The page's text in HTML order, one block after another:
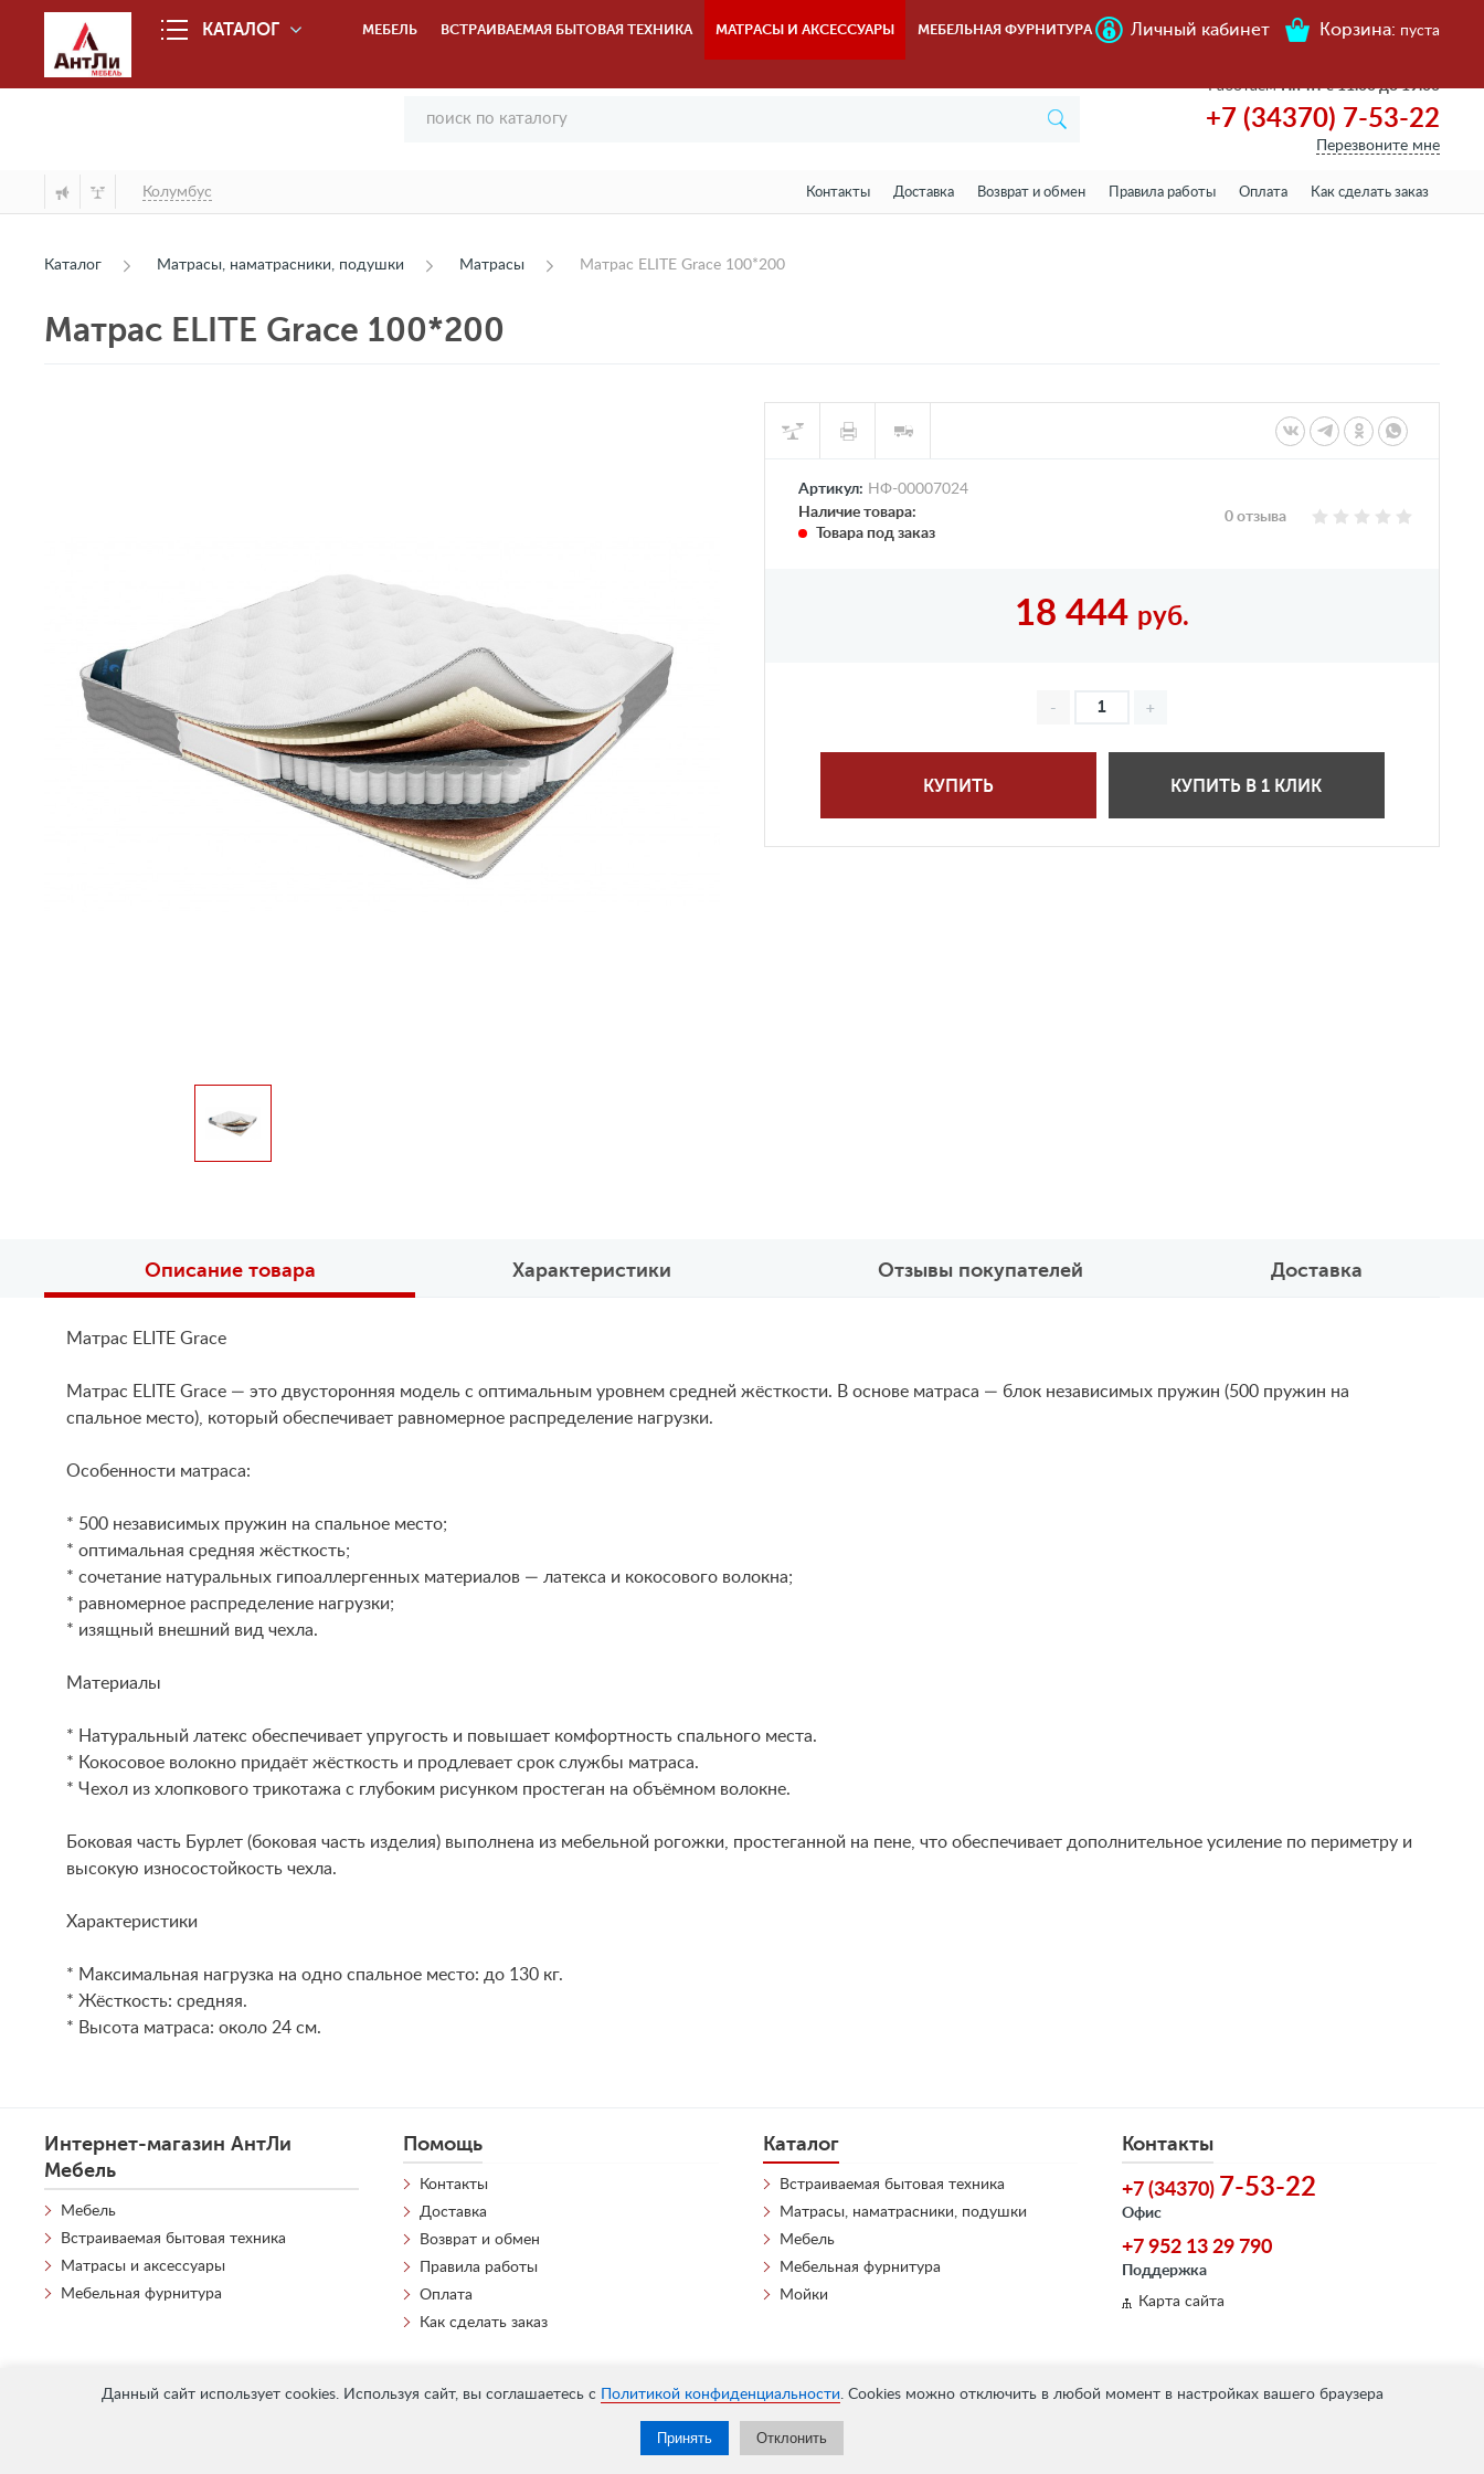
Данный сайт использует cookies. Используя сайт, вы соглашаетесь с Политикой конфиденциальности. Cookies можно отключить в любой момент в настройках вашего браузера
Принять Отклонить
КАТАЛОГ МЕБЕЛЬ ВСТРАИВАЕМАЯ БЫТОВАЯ ТЕХНИКА МАТРАСЫ И АКСЕССУАРЫ МЕБЕЛЬНАЯ ФУРНИТУРА Личный кабинет Корзина: пуста
РаботаемПн-пт с 11.00 до 19.00
+7 (34370) 7-53-22
Перезвоните мне
Колумбус Контакты Доставка Возврат и обмен Правила работы Оплата Как сделать заказ
Каталог Матрасы, наматрасники, подушки Матрасы Матрас ELITE Grace 100*200
Матрас ELITE Grace 100*200
Артикул: НФ-00007024
Наличие товара:
Товара под заказ
0 отзыва
18 444 руб.
КУПИТЬ КУПИТЬ В 1 КЛИК
Описание товара Характеристики Отзывы покупателей Доставка
Матрас ELITE Grace
Матрас ELITE Grace — это двусторонняя модель с оптимальным уровнем средней жёсткости. В основе матраса — блок независимых пружин (500 пружин на
спальное место), который обеспечивает равномерное распределение нагрузки.
Особенности матраса:
* 500 независимых пружин на спальное место;
* оптимальная средняя жёсткость;
* сочетание натуральных гипоаллергенных материалов — латекса и кокосового волокна;
* равномерное распределение нагрузки;
* изящный внешний вид чехла.
Материалы
* Натуральный латекс обеспечивает упругость и повышает комфортность спального места.
* Кокосовое волокно придаёт жёсткость и продлевает срок службы матраса.
* Чехол из хлопкового трикотажа с глубоким рисунком простеган на объёмном волокне.
Боковая часть Бурлет (боковая часть изделия) выполнена из мебельной рогожки, простеганной на пене, что обеспечивает дополнительное усиление по периметру и
высокую износостойкость чехла.
Характеристики
* Максимальная нагрузка на одно спальное место: до 130 кг.
* Жёсткость: средняя.
* Высота матраса: около 24 см.
Интернет-магазин АнтЛи
Мебель
Мебель
Встраиваемая бытовая техника
Матрасы и аксессуары
Мебельная фурнитура
Помощь
Контакты
Доставка
Возврат и обмен
Правила работы
Оплата
Как сделать заказ
Контакты
+7 (34370) 7-53-22
Офис
+7 952 13 29 790
Поддержка
Карта сайта
Каталог
Встраиваемая бытовая техника
Матрасы, наматрасники, подушки
Мебель
Мебельная фурнитура
Мойки